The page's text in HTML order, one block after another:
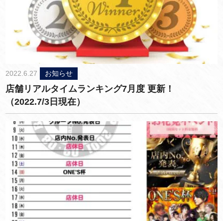
2022.6.27 お知らせ
店舗リアルタイムランキング7月度 更新！
（2022.7/3日現在）